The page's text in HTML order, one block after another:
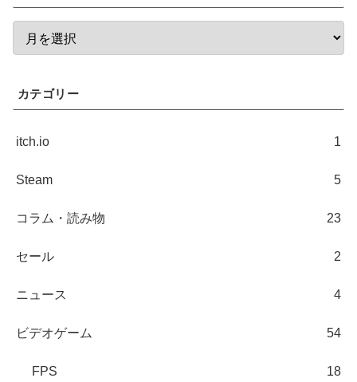
カテゴリー
itch.io 1
Steam 5
コラム・読み物 23
セール 2
ニュース 4
ビデオゲーム 54
FPS 18